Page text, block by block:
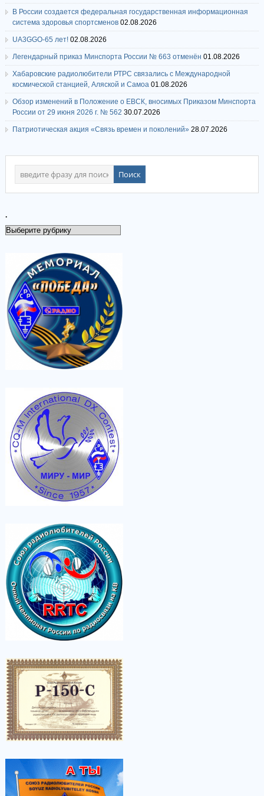
В России создается федеральная государственная информационная
система здоровья спортсменов 02.08.2026
UA3GGO-65 лет! 02.08.2026
Легендарный приказ Минспорта России № 663 отменён 01.08.2026
Хабаровские радиолюбители РТРС связались с Международной
космической станцией, Аляской и Самоа 01.08.2026
Обзор изменений в Положение о ЕВСК, вносимых Приказом Минспорта
России от 29 июня 2026 г. № 562 30.07.2026
Патриотическая акция «Связь времен и поколений» 28.07.2026
.